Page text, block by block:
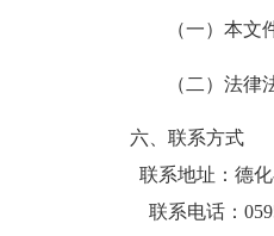
（一） 本文
（二） 法律
六、联系方式
联系地址：德
联系电话：